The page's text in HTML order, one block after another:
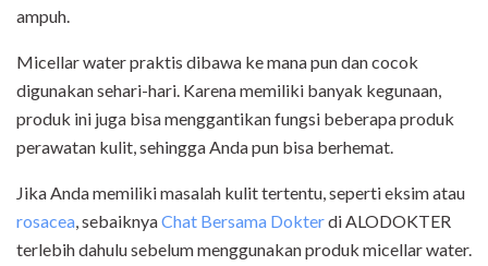
ampuh.
Micellar water praktis dibawa ke mana pun dan cocok
digunakan sehari-hari. Karena memiliki banyak kegunaan,
produk ini juga bisa menggantikan fungsi beberapa produk
perawatan kulit, sehingga Anda pun bisa berhemat.
Jika Anda memiliki masalah kulit tertentu, seperti eksim atau
rosacea, sebaiknyaChat Bersama Dokterdi ALODOKTER
terlebih dahulu sebelum menggunakan produk micellar water.